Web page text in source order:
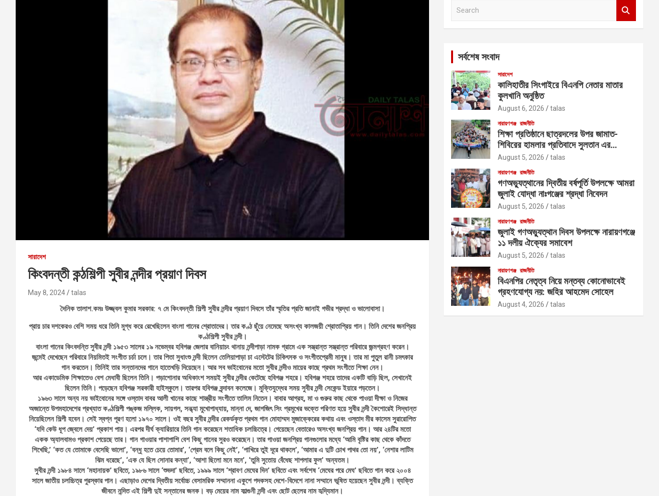
সারাদেশ
কিংবদন্তী কন্ঠশিল্পী সুবীর নন্দীর প্রয়াণ দিবস
May 8, 2024 talas
দৈনিক তালাশ.কমঃ উজ্জ্বল কুমার সরকার: ৭ মে কিংবদন্তী শিল্পী সুবীর নন্দীর প্রয়াণ দিবসে তাঁর স্মৃতির প্রতি জানাই গভীর শ্রদ্ধা ও ভালোবাসা।
প্রায় চার দশকেরও বেশি সময় ধরে তিনি মুগ্ধ করে রেখেছিলেন বাংলা গানের শ্রোতাদের। তার কণ্ঠ ছুঁয়ে নেমেছে অসংখ্য কালজয়ী শ্রোতাপ্রিয় গান। তিনি দেশের জনপ্রিয়
কণ্ঠশিল্পী সুবীর নন্দী।
বাংলা গানের কিংবদন্তি সুবীর নন্দী ১৯৫৩ সালের ১৯ নভেম্বর হবিগঞ্জ জেলার বানিয়াচং থানায় নন্দীপাড়া নামক গ্রামে এক সম্ভ্রান্ত সম্ভ্রান্ত পরিবারে জন্মগ্রহণ করেন।
জন্মেই দেখেছেন পরিবারে নিয়মিতই সংগীত চর্চা চলে। তার পিতা সুধাংশু নন্দী ছিলেন তেলিয়াপাড়া চা এস্টেটের চিকিৎসক ও সংগীতপ্রেমী মানুষ। তার মা পুতুল রানী চমৎকার
গান করতেন। তিনিই তার সন্তানদের গানে হাতেখড়ি দিয়েছেন। আর সব ভাইবোনের মতো সুবীর নন্দীও মায়ের কাছে প্রথম সংগীতে শিক্ষা নেন।
আর একাডেমিক শিক্ষাতেও বেশ মেধাবী ছিলেন তিনি। পড়াশোনার অধিকাংশ সময়ই সুবীর নন্দীর কেটেছে হবিগঞ্জ শহরে। হবিগঞ্জ শহরে তাদের একটি বাড়ি ছিল, সেখানেই
ছিলেন তিনি। পড়েছেন হবিগঞ্জ সরকারী হাইস্কুলে। তারপর হবিগঞ্জ বৃন্দাবন কলেজে। মুক্তিযুদ্ধের সময় সুবীর নন্দী সেকেন্ড ইয়ারে পড়তেন।
১৯৬৩ সালে অন্য নয় ভাইবোনের সঙ্গে ওস্তাদ বাবর আলী খানের কাছে শাস্ত্রীয় সংগীতে তালিম নিতেন। বাবার আগ্রহ, মা ও গুরুর কাছ থেকে পাওয়া দীক্ষা ও নিজের
অজান্তে উপমহাদেশের প্রখ্যাত কণ্ঠশিল্পী পঙ্কজ মল্লিক, সায়গল, সন্ধ্যা মুখোপাধ্যায়, মান্না দে, জাগজিৎ সিং প্রমুখের ভক্তে পরিণত হয়ে সুবীর নন্দী কৈশোরেই সিদ্ধান্ত
নিয়েছিলেন শিল্পী হবেন। সেই স্বপ্ন পূরণ হলো ১৯৭০ সালে। ওই বছর সুবীর নন্দীর রেকর্ডকৃত প্রথম গান মোহাম্মদ মুজাক্কেরের কথায় এবং ওস্তাদ মীর কাসেম সুরারোপিত
‘যদি কেউ ধূপ জ্বেলে দেয়’ প্রকাশ পায়। এরপর দীর্ঘ ক্যারিয়ারে তিনি গান করেছেন শতাধিক চলচ্চিত্রে। গেয়েছেন বেতারেও অসংখ্য জনপ্রিয় গান। আর ২৪টির মতো
একক অ্যালবামও প্রকাশ পেয়েছে তার। গান গাওয়ার পাশাপাশি বেশ কিছু গানের সুরও করেছেন। তার গাওয়া জনপ্রিয় গানগুলোর মধ্যে ‘আমি বৃষ্টির কাছ থেকে কাঁদতে
শিখেছি,’ ‘কত যে তোমাকে বেসেছি ভালো’, ‘বন্ধু হতে চেয়ে তোমার’, ‘প্রেম বলে কিছু নেই’, ‘পাখিরে তুই দূরে থাকলে’, ‘আমার এ দুটি চোখ পাথর তো নয়’, ‘নেশার লাটিম
ঝিম ধরেছে’, ‘এক যে ছিল সোনার কন্যা’, ‘আশা ছিলো মনে মনে’, ‘তুমি সুতোয় বেঁধেছ শাপলার ফুল’ অন্যতম।
সুবীর নন্দী ১৯৮৪ সালে ‘মহানায়ক’ ছবিতে, ১৯৮৬ সালে ‘শুভদা’ ছবিতে, ১৯৯৯ সালে ‘শ্রাবণ মেঘের দিন’ ছবিতে এবং সর্বশেষ ‘মেঘের পরে মেঘ’ ছবিতে গান করে ২০০৪
সালে জাতীয় চলচ্চিত্র পুরস্কার পান। এছাড়াও দেশের দ্বিতীয় সর্বোচ্চ বেসামরিক সম্মাননা একুশে পদকসহ দেশে-বিদেশে নানা সম্মানে ভূষিত হয়েছেন সুবীর নন্দী। ব্যক্তি
জীবনে নন্দিত এই শিল্পী দুই সন্তানের জনক। বড় মেয়ের নাম ফাল্গুনী নন্দী এবং ছোট ছেলের নাম হৃদ্যিমান।
সর্বশেষ সংবাদ
সারাদেশ
কালিহাতীর সিংগাইরে বিএনপি নেতার মাতার
কুলখানি অনুষ্ঠিত
August 6, 2026 talas
নারায়ণগঞ্জ রাজনীতি
শিক্ষা প্রতিষ্ঠানে ছাত্রদলের উপর জামাত-
শিবিরের হামলার প্রতিবাদে সুলতান এর
নেতৃত্বে বিক্ষোভ
August 5, 2026 talas
নারায়ণগঞ্জ রাজনীতি
গণঅভ্যুত্থানের দ্বিতীয় বর্ষপূর্তি উপলক্ষে আমরা
জুলাই যোদ্ধা নাঃগঞ্জের শ্রদ্ধা নিবেদন
August 5, 2026 talas
নারায়ণগঞ্জ রাজনীতি
জুলাই গণঅভ্যুত্থান দিবস উপলক্ষে নারায়ণগঞ্জে
১১ দলীয় ঐক্যের সমাবেশ
August 5, 2026 talas
নারায়ণগঞ্জ রাজনীতি
বিএনপির নেতৃত্ব নিয়ে মন্তব্য কোনোভাবেই
গ্রহণযোগ্য নয়: জহির আহমেদ সোহেল
August 4, 2026 talas